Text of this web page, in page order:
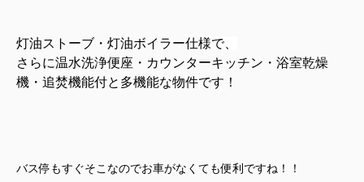
灯油ストーブ・灯油ボイラー仕様で、
さらに温水洗浄便座・カウンターキッチン・浴室乾燥
機・追焚機能付と多機能な物件です！
バス停もすぐそこなのでお車がなくても便利ですね！！